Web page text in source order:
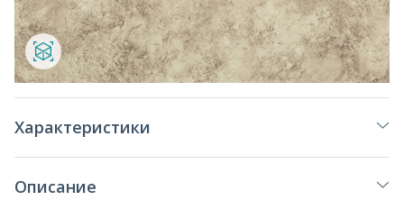
Характеристики
Описание